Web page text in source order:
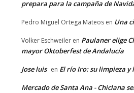
prepara para la campaña de
Pedro Miguel Ortega Mateos en Una
Volker Eschweiler en Paulaner elige
mayor Oktoberfest de Andalucía
Jose luis en El río Iro: su limpieza y
Mercado de Santa Ana - Chiclana